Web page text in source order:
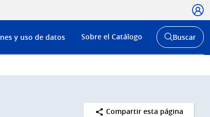
Menú
de
y uso de datos Sobre el Catálogo
Abrir
buscador
Buscar
Compartir esta página